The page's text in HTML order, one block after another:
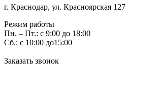
г. Краснодар, ул. Красноярская 127
Режим работы
Пн. – Пт.: с 9:00 до 18:00
Сб.: с 10:00 до15:00
Заказать звонок